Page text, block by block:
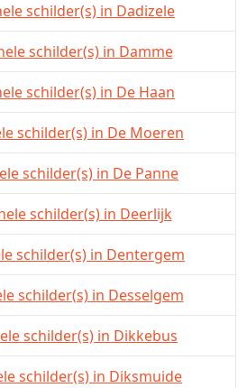
schilder(s) in Dadizele
schilder(s) in Damme
schilder(s) in De Haan
schilder(s) in De Moeren
schilder(s) in De Panne
schilder(s) in Deerlijk
schilder(s) in Dentergem
schilder(s) in Desselgem
schilder(s) in Dikkebus
schilder(s) in Diksmuide